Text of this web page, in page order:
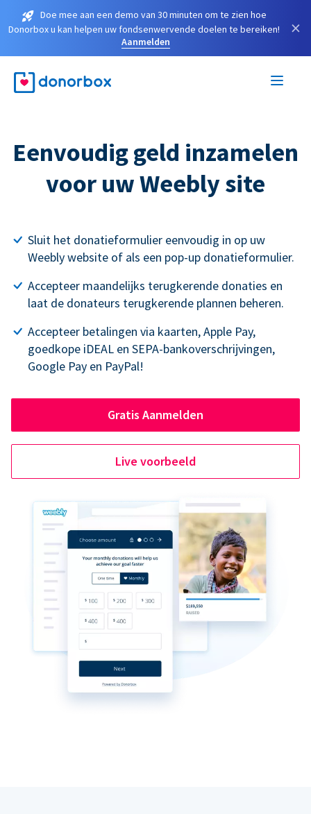
Doe mee aan een demo van 30 minuten om te zien hoe
Donorbox u kan helpen uw fondsenwervende doelen te bereiken!
Aanmelden
×
Eenvoudig geld inzamelen
voor uw Weebly site
Sluit het donatieformulier eenvoudig in op uw
Weebly website of als een pop-up donatieformulier.
Accepteer maandelijks terugkerende donaties en
laat de donateurs terugkerende plannen beheren.
Accepteer betalingen via kaarten, Apple Pay,
goedkope iDEAL en SEPA-bankoverschrijvingen,
Google Pay en PayPal!
Gratis Aanmelden
Live voorbeeld